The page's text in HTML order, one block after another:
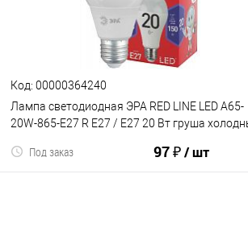
В избранное
Код: 00000364240
Лампа светодиодная ЭРА RED LINE LED A65-
20W-865-E27 R Е27 / Е27 20 Вт груша
97 ₽/ шт
Под заказ